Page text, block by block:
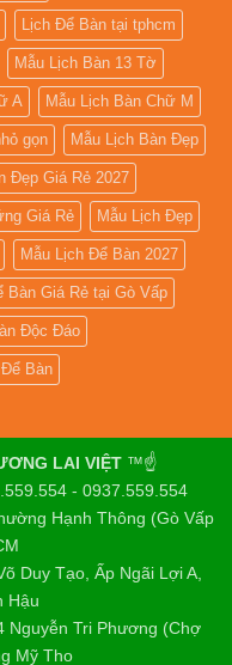
Lịch Để Bàn tại tphcm
Mẫu Lịch Bàn 13 Tờ
A Mẫu Lịch Bàn Chữ M
gọn Mẫu Lịch Bàn Đẹp
Đẹp Giá Rẻ 2027
Giá Rẻ Mẫu Lịch Đẹp
Mẫu Lịch Để Bàn 2027
Bàn Giá Rẻ tại Gò Vấp
Độc Đáo
Bàn
LAI VIỆT ™☝️
- 0937.559.554
Hạnh Thông (Gò Vấp
Duy Tạo, Ấp Ngãi Lợi A,
Hậu
Nguyễn Tri Phương (Chợ
Mỹ Tho